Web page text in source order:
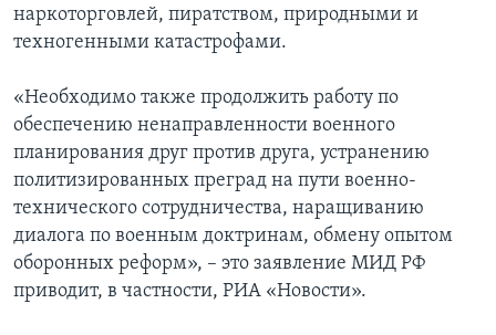
наркоторговлей, пиратством, природными и
техногенными катастрофами.
«Необходимо также продолжить работу по
обеспечению ненаправленности военного
планирования друг против друга, устранению
политизированных преград на пути военно-
технического сотрудничества, наращиванию
диалога по военным доктринам, обмену опытом
оборонных реформ», – это заявление МИД РФ
приводит, в частности, РИА «Новости».